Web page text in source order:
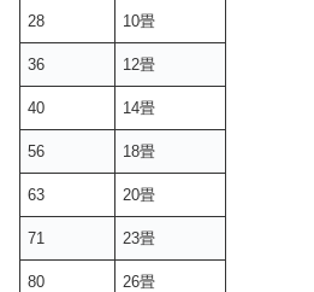
28 10畳
36 12畳
40 14畳
56 18畳
63 20畳
71 23畳
80 26畳